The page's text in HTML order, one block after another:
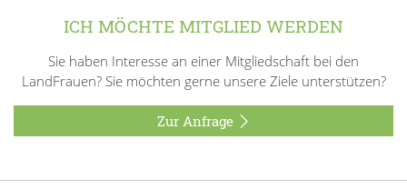
ICH MÖCHTE MITGLIED WERDEN
Sie haben Interesse an einer Mitgliedschaft bei den
LandFrauen? Sie möchten gerne unsere Ziele unterstützen?
Zur Anfrage